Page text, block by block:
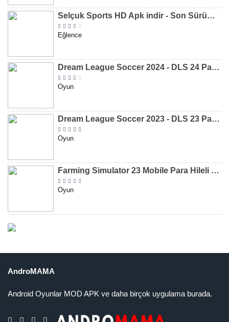
Selçuk Sports HD Apk indir - Son Sürüm 2024 [2.0.1.9]
Eğlence
Dream League Soccer 2024 - DLS 24 Para Hileli MOD APK indir [v11.050]
Oyun
Dream League Soccer 2023 - DLS 23 Para Hileli MOD APK [v11.020]
Oyun
Farming Simulator 23 Mobile Para Hileli MOD APK indir [v0.0.0.8]
Oyun
AndroMAMA
Android Oyunlar MOD APK ve daha birçok uygulama burada.